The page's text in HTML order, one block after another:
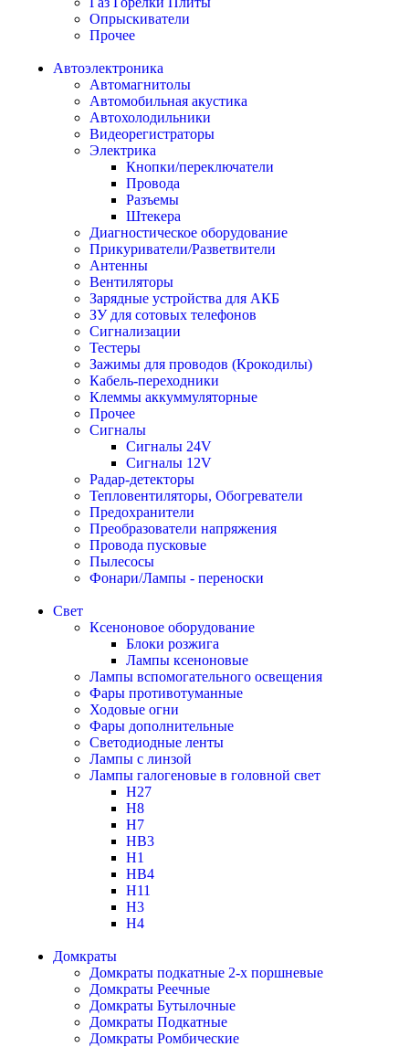
Опрыскиватели
Прочее
Автоэлектроника
Автомагнитолы
Автомобильная акустика
Автохолодильники
Видеорегистраторы
Электрика
Кнопки/переключатели
Провода
Разъемы
Штекера
Диагностическое оборудование
Прикуриватели/Разветвители
Антенны
Вентиляторы
Зарядные устройства для АКБ
ЗУ для сотовых телефонов
Сигнализации
Тестеры
Зажимы для проводов (Крокодилы)
Кабель-переходники
Клеммы аккуммуляторные
Прочее
Сигналы
Сигналы 24V
Сигналы 12V
Радар-детекторы
Тепловентиляторы, Обогреватели
Предохранители
Преобразователи напряжения
Провода пусковые
Пылесосы
Фонари/Лампы - переноски
Свет
Ксеноновое оборудование
Блоки розжига
Лампы ксеноновые
Лампы вспомогательного освещения
Фары противотуманные
Ходовые огни
Фары дополнительные
Светодиодные ленты
Лампы с линзой
Лампы галогеновые в головной свет
H27
H8
H7
HB3
H1
HB4
H11
H3
H4
Домкраты
Домкраты подкатные 2-х поршневые
Домкраты Реечные
Домкраты Бутылочные
Домкраты Подкатные
Домкраты Ромбические